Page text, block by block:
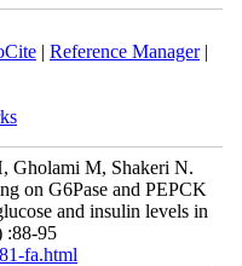
|Reference Manager
Gholami M, Shakeri N.
on G6Pase and PEPCK
and insulin levels in
:88-95
fa.html